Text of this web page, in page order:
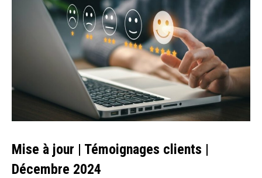
Mise à jour | Témoignages clients |
Décembre 2024